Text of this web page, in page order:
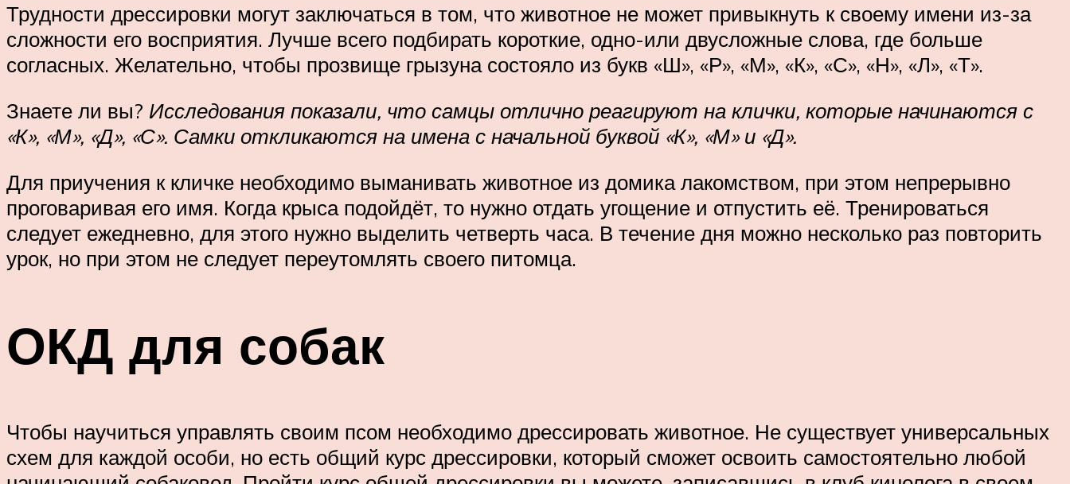
Трудности дрессировки могут заключаться в том, что животное не может привыкнуть к своему имени из-за
сложности его восприятия. Лучше всего подбирать короткие, одно-или двусложные слова, где больше
согласных. Желательно, чтобы прозвище грызуна состояло из букв «Ш», «Р», «М», «К», «С», «Н», «Л», «Т».
Знаете ли вы? Исследования показали, что самцы отлично реагируют на клички, которые начинаются с
«К», «М», «Д», «С». Самки откликаются на имена с начальной буквой «К», «М» и «Д».
Для приучения к кличке необходимо выманивать животное из домика лакомством, при этом непрерывно
проговаривая его имя. Когда крыса подойдёт, то нужно отдать угощение и отпустить её. Тренироваться
следует ежедневно, для этого нужно выделить четверть часа. В течение дня можно несколько раз повторить
урок, но при этом не следует переутомлять своего питомца.
ОКД для собак
Чтобы научиться управлять своим псом необходимо дрессировать животное. Не существует универсальных
схем для каждой особи, но есть общий курс дрессировки, который сможет освоить самостоятельно любой